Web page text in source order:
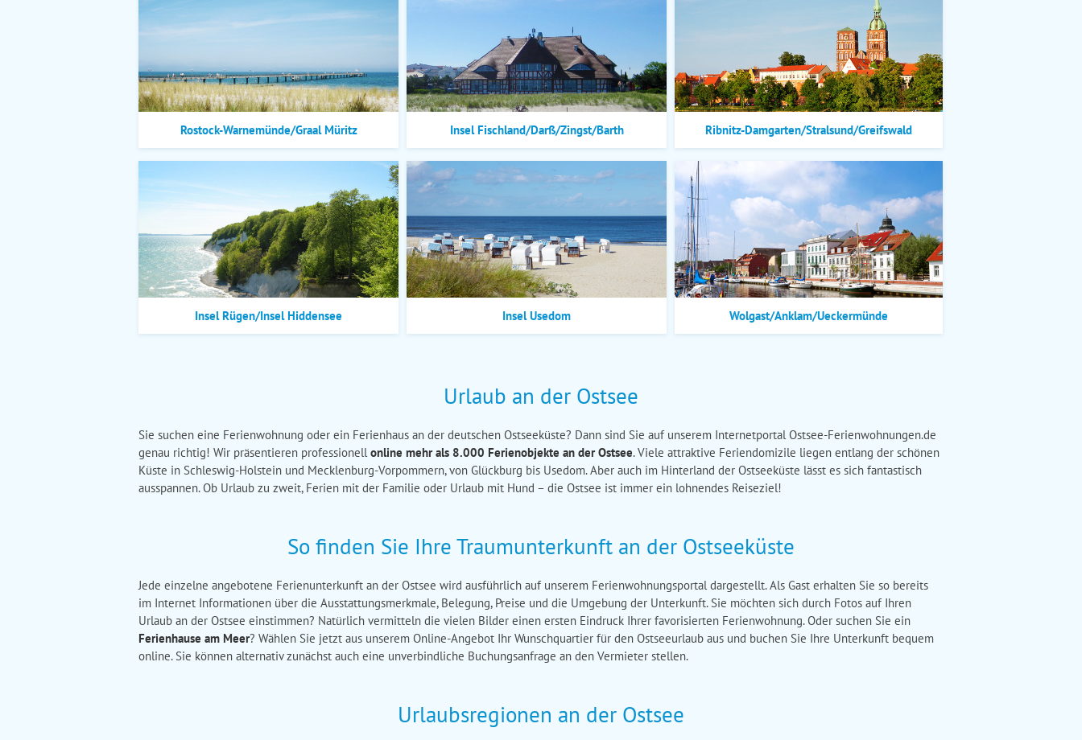
Rostock-Warnemünde/Graal Müritz Insel Fischland/Darß/Zingst/Barth Ribnitz-Damgarten/Stralsund/Greifswald
Insel Rügen/Insel Hiddensee Insel Usedom Wolgast/Anklam/Ueckermünde
Urlaub an der Ostsee
Sie suchen eine Ferienwohnung oder ein Ferienhaus an der deutschen Ostseeküste? Dann sind Sie auf unserem Internetportal Ostsee-Ferienwohnungen.de
genau richtig! Wir präsentieren professionellonline mehr als 8.000 Ferienobjekte an der Ostsee. Viele attraktive Feriendomizile liegen entlang der schönen
Küste in Schleswig-Holstein und Mecklenburg-Vorpommern, von Glückburg bis Usedom. Aber auch im Hinterland der Ostseeküste lässt es sich fantastisch
ausspannen. Ob Urlaub zu zweit, Ferien mit der Familie oder Urlaub mit Hund – die Ostsee ist immer ein lohnendes Reiseziel!
So finden Sie Ihre Traumunterkunft an der Ostseeküste
Jede einzelne angebotene Ferienunterkunft an der Ostsee wird ausführlich auf unserem Ferienwohnungsportal dargestellt. Als Gast erhalten Sie so bereits
im Internet Informationen über die Ausstattungsmerkmale, Belegung, Preise und die Umgebung der Unterkunft. Sie möchten sich durch Fotos auf Ihren
Urlaub an der Ostsee einstimmen? Natürlich vermitteln die vielen Bilder einen ersten Eindruck Ihrer favorisierten Ferienwohnung. Oder suchen Sie ein
Ferienhause am Meer? Wählen Sie jetzt aus unserem Online-Angebot Ihr Wunschquartier für den Ostseeurlaub aus und buchen Sie Ihre Unterkunft bequem
online. Sie können alternativ zunächst auch eine unverbindliche Buchungsanfrage an den Vermieter stellen.
Urlaubsregionen an der Ostsee